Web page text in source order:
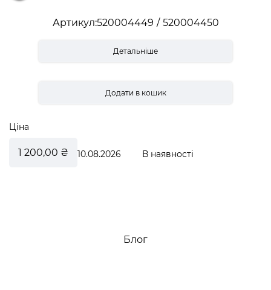
Артикул520004449 520004450
Детальніше
Ціна
1 200,00 ₴ 10.08.2026 В наявності
Блог